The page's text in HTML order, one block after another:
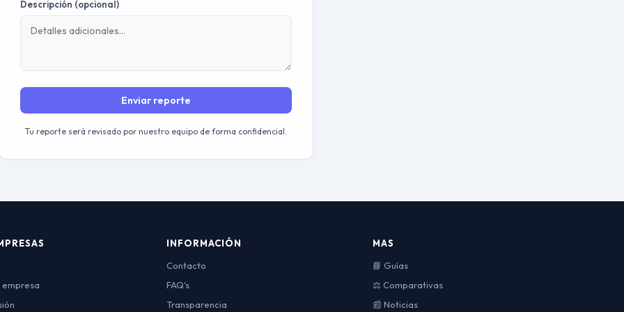
Descripción (opcional)
Enviar reporte
Tu reporte será revisado por nuestro equipo de forma confidencial.
INFORMACIÓN
Contacto
FAQ's
Transparencia
MAS
📘 Guías
⚖️ Comparativas
📰 Noticias